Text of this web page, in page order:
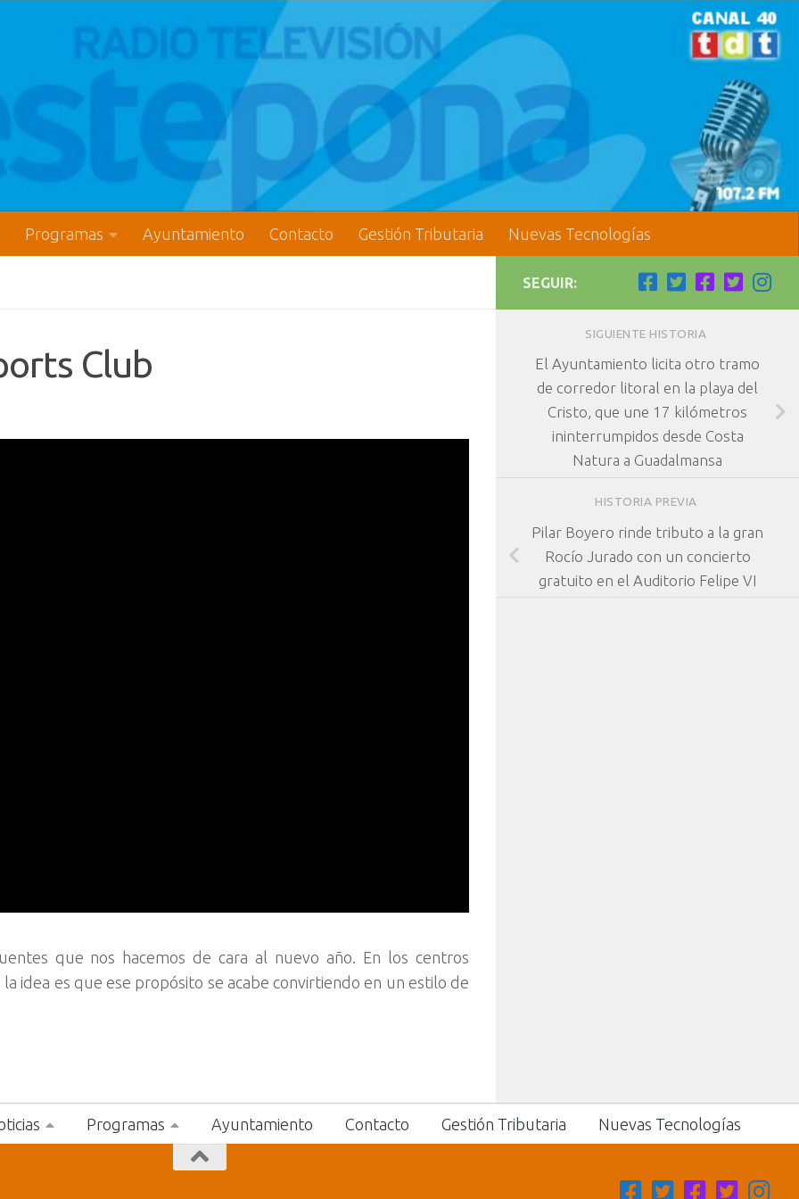
Programas Ayuntamiento Contacto Gestión Tributaria Nuevas Tecnologías
Club
que nos hacemos de cara al nuevo año. En los centros
idea es que ese propósito se acabe convirtiendo en un estilo de
SEGUIR:
SIGUIENTE HISTORIA
El Ayuntamiento licita otro tramo
de corredor litoral en la playa del
Cristo, que une 17 kilómetros
ininterrumpidos desde Costa
Natura a Guadalmansa
HISTORIA PREVIA
Pilar Boyero rinde tributo a la gran
Rocío Jurado con un concierto
gratuito en el Auditorio Felipe VI
Programas Ayuntamiento Contacto Gestión Tributaria Nuevas Tecnologías